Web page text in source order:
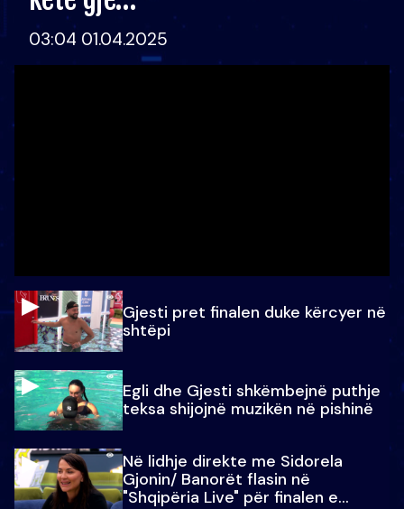
03:04 01.04.2025
Gjesti pret finalen duke kërcyer në
shtëpi
Egli dhe Gjesti shkëmbejnë puthje
teksa shijojnë muzikën në pishinë
Në lidhje direkte me Sidorela
Gjonin/ Banorët flasin në
"Shqipëria Live" për finalen e